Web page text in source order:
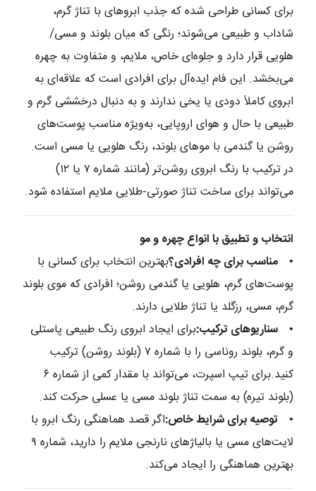
برای کسانی طراحی شده که جذب ابروهای با تناژ گرم،
شاداب و طبیعی می‌شوند؛ رنگی که میان بلوند و مسی/
هلویی قرار دارد و جلوه‌ای خاص، ملایم، و متفاوت به چهره
می‌بخشد. این فام ایده‌آل برای افرادی است که علاقه‌ای به
ابروی کاملاً دودی یا یخی ندارند و به دنبال درخششی گرم و
طبیعی با حال و هوای اروپایی، به‌ویژه مناسب پوست‌های
روشن یا گندمی با موهای بلوند، رنگ هلویی یا مسی است.
در ترکیب با رنگ ابروی روشن‌تر (مانند شماره ۷ یا ۱۲)
می‌تواند برای ساخت تناژ صورتی-طلایی ملایم استفاده شود.
انتخاب و تطبیق با انواع چهره و مو
• مناسب برای چه افرادی؟بهترین انتخاب برای کسانی با
پوست‌های گرم، هلویی یا گندمی روشن؛ افرادی که موی بلوند
گرم، مسی، رزگلد یا تناژ طلایی دارند.
• سناریوهای ترکیب:برای ایجاد ابروی رنگ طبیعی پاستلی
و گرم، بلوند روناسی را با شماره ۷ (بلوند روشن) ترکیب
کنید.برای تیپ اسپرت، می‌تواند با مقدار کمی از شماره ۶
(بلوند تیره) به سمت تناژ بلوند مسی یا عسلی حرکت کند.
•
توصیه برای شرایط خاص:اگر قصد هماهنگی رنگ ابرو با
لایت‌های مسی یا بالیاژهای نارنجی ملایم را دارید، شماره ۹
بهترین هماهنگی را ایجاد می‌کند.